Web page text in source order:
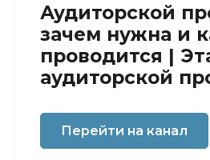
Аудиторской
зачем нужна и
проводится |
аудиторской
Перейти на канал